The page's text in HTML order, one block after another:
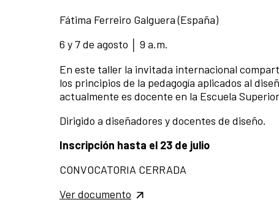
Fátima Ferreiro Galguera (España)
6 y 7 de agosto │ 9 a.m.
En este taller la invitada internacional
los principios de la pedagogía aplicados al
actualmente es docente en la Escuela
Dirigido a diseñadores y docentes de diseño.
Inscripción hasta el 23 de julio
CONVOCATORIA CERRADA
Ver documento